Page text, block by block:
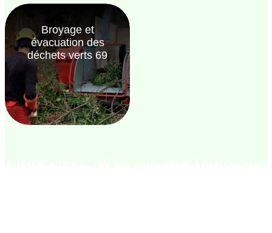
Broyage et
évacuation des
déchets verts 69